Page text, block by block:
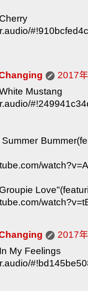
2017
Mustang
2017
My Feelings